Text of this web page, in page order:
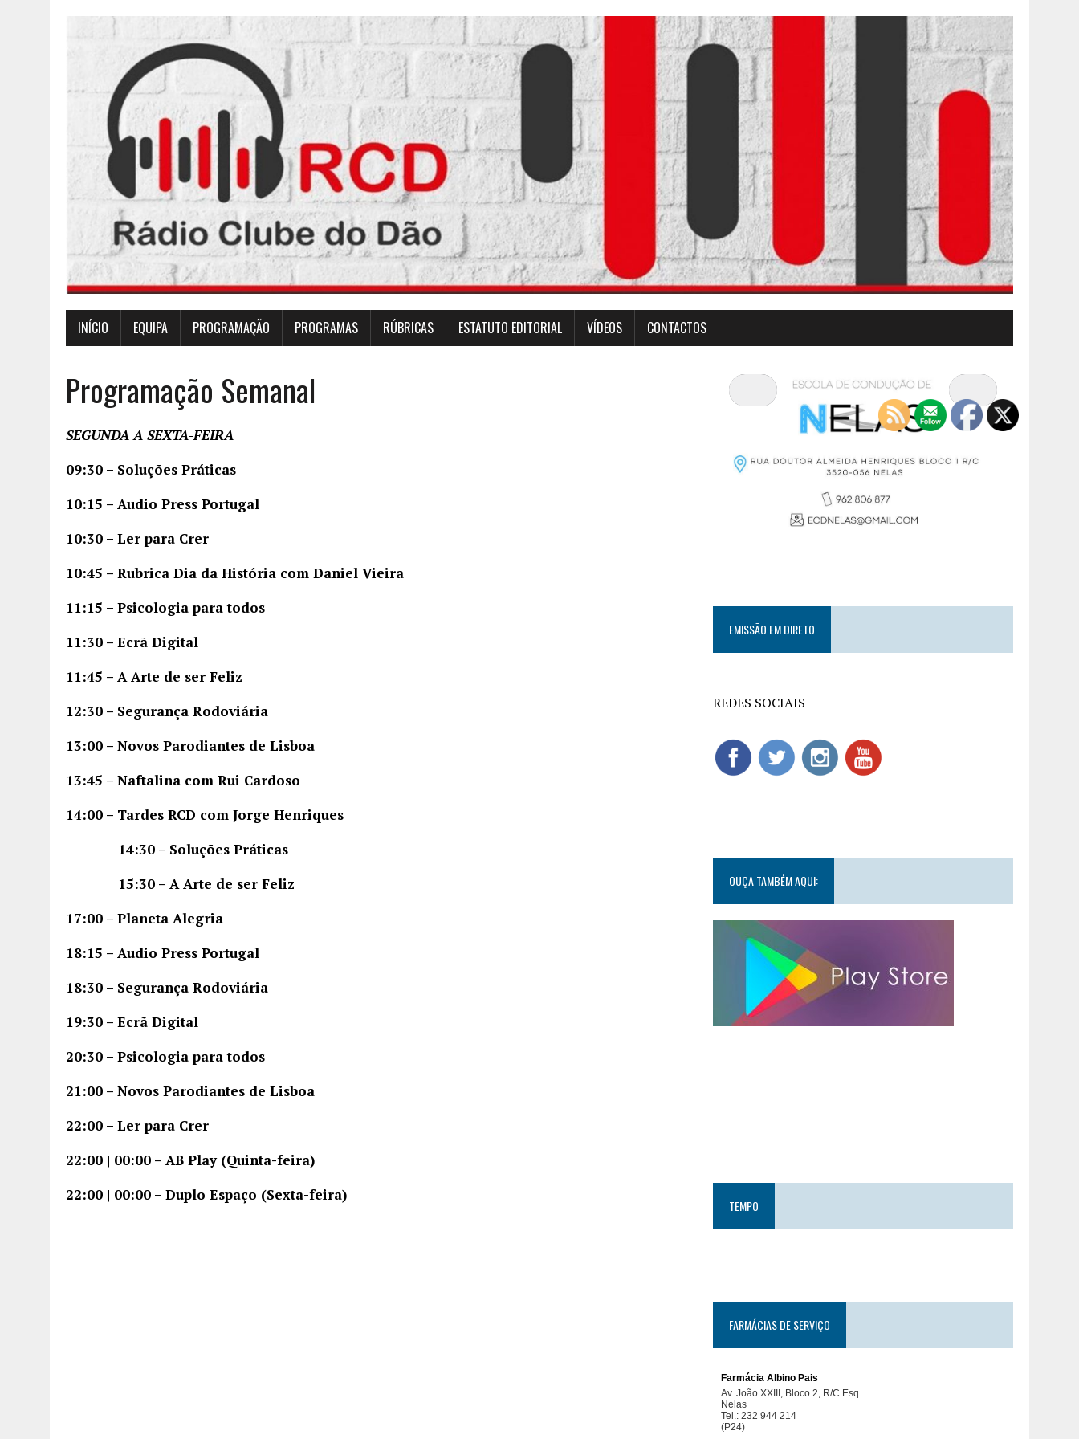
INÍCIO EQUIPA PROGRAMAÇÃO PROGRAMAS RÚBRICAS ESTATUTO EDITORIAL VÍDEOS CONTACTOS
Programação Semanal
SEGUNDA A SEXTA-FEIRA
09:30 – Soluções Práticas
10:15 – Audio Press Portugal
10:30 – Ler para Crer
10:45 – Rubrica Dia da História com Daniel Vieira
11:15 – Psicologia para todos
11:30 – Ecrã Digital
11:45 – A Arte de ser Feliz
12:30 – Segurança Rodoviária
13:00 – Novos Parodiantes de Lisboa
13:45 – Naftalina com Rui Cardoso
14:00 – Tardes RCD com Jorge Henriques
14:30 – Soluções Práticas
15:30 – A Arte de ser Feliz
17:00 – Planeta Alegria
18:15 – Audio Press Portugal
18:30 – Segurança Rodoviária
19:30 – Ecrã Digital
20:30 – Psicologia para todos
21:00 – Novos Parodiantes de Lisboa
22:00 – Ler para Crer
22:00 | 00:00 – AB Play (Quinta-feira)
22:00 | 00:00 – Duplo Espaço (Sexta-feira)
EMISSÃO EM DIRETO
REDES SOCIAIS
OUÇA TAMBÉM AQUI:
TEMPO
FARMÁCIAS DE SERVIÇO